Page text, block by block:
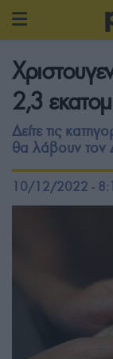
2,3
Δείτε τις
θα λάβουν τον
10/12/2022 -